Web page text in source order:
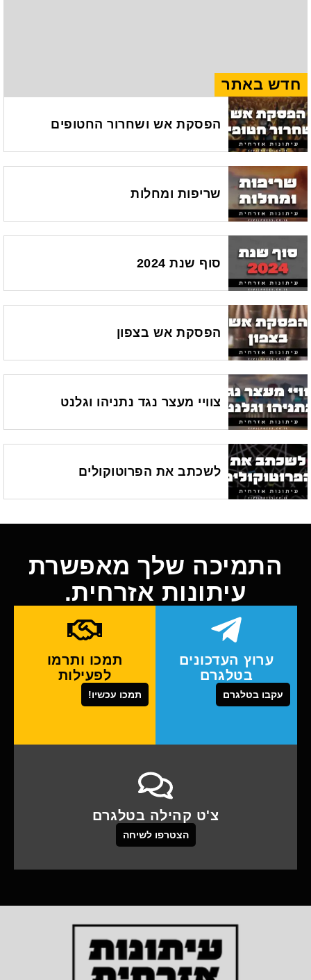
חדש באתר
הפסקת אש ושחרור החטופים
שריפות ומחלות
סוף שנת 2024
הפסקת אש בצפון
צוויי מעצר נגד נתניהו וגלנט
לשכתב את הפרוטוקולים
התמיכה שלך מאפשרת
עיתונות אזרחית.
ערוץ העדכונים
בטלגרם
עקבו בטלגרם
תמכו ותרמו
לפעילות
תמכו עכשיו!
צ'ט קהילה בטלגרם
הצטרפו לשיחה